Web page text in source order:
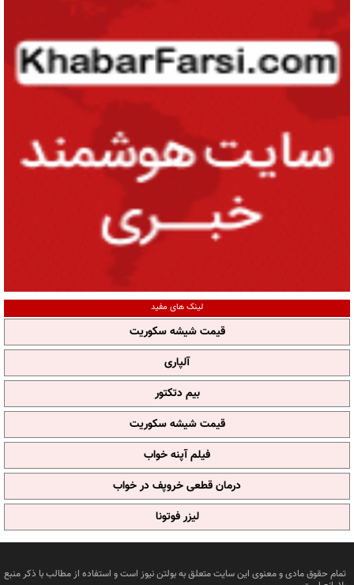
لینک های مفید
قیمت شیشه سکوریت
آلپاری
بیم دتکتور
قیمت شیشه سکوریت
فیلم آپنه خواب
درمان قطعی خروپف در خواب
لیزر فوتونا
تمام حقوق مادی و معنوی این سایت متعلق به بولتن نیوز است و استفاده از مطالب با ذکر منبع